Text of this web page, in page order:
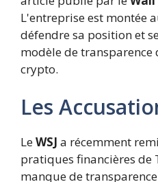
L'entreprise est montée
défendre sa position et
modèle de transparence
crypto.
Les
LeWSJ a récemment
pratiques financières de
manque de